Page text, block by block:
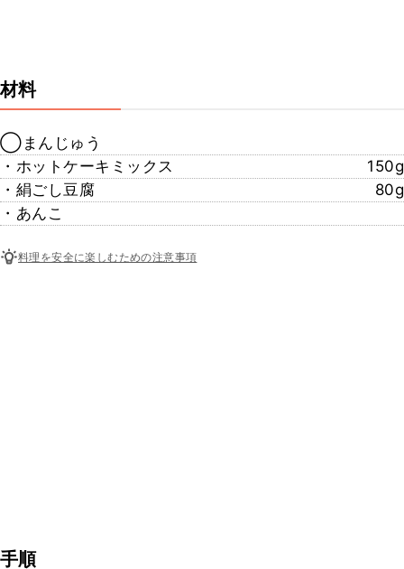
材料
◯まんじゅう
・ホットケーキミックス
150g
・絹ごし豆腐
80g
・あんこ
料理を安全に楽しむための注意事項
手順